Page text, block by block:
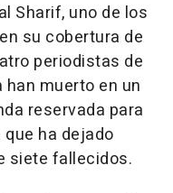
Sharif, uno de los
su cobertura de
periodistas de
han muerto en un
reservada para
ha dejado
siete fallecidos.